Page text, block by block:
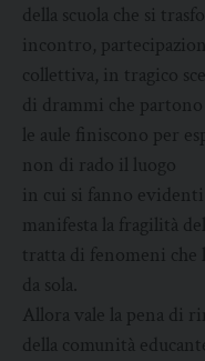
della scuola che si
incontro,
collettiva, in tragico
di drammi che
le aule finiscono per
non di rado il luogo
in cui si fanno
manifesta la fragilità
tratta di fenomeni che
da sola.
Allora vale la pena di
della comunità